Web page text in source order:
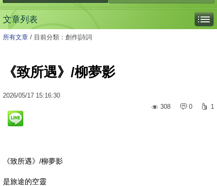
文章列表
所有文章 / 目前分類：創作|詩詞
《致所遇》/柳夢影
2026/05/17 15:16:30
308
0 1
《致所遇》/柳夢影
是旅途的空靈